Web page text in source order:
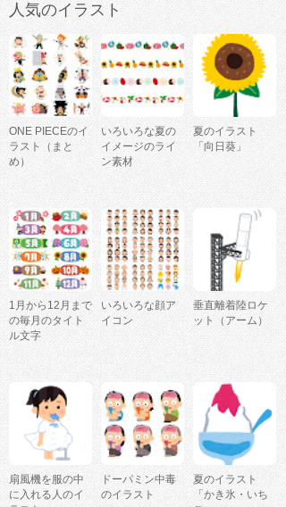
人気のイラスト
ONE PIECEのイ
ラスト（まと
め）
いろいろな夏の
イメージのライ
ン素材
夏のイラスト
「向日葵」
1月から12月まで
の毎月のタイト
ル文字
いろいろな顔ア
イコン
垂直離着陸ロケ
ット（アーム）
扇風機を服の中
に入れる人のイ
ドーパミン中毒
のイラスト
夏のイラスト
「かき氷・いち